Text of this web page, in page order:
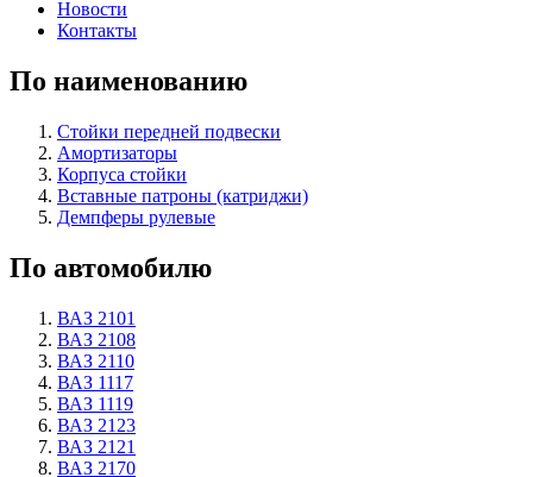
Новости
Контакты
По наименованию
Стойки передней подвески
Амортизаторы
Корпуса стойки
Вставные патроны (катриджи)
Демпферы рулевые
По автомобилю
ВАЗ 2101
ВАЗ 2108
ВАЗ 2110
ВАЗ 1117
ВАЗ 1119
ВАЗ 2123
ВАЗ 2121
ВАЗ 2170